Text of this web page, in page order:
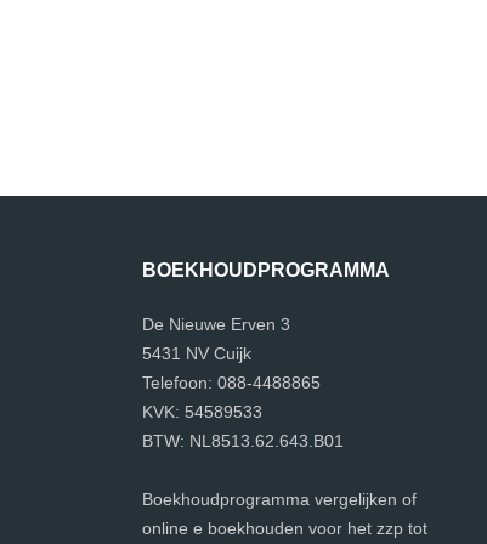
BOEKHOUDPROGRAMMA
De Nieuwe Erven 3
5431 NV Cuijk
Telefoon: 088-4488865
KVK: 54589533
BTW: NL8513.62.643.B01
Boekhoudprogramma vergelijken of
online e boekhouden voor het zzp tot